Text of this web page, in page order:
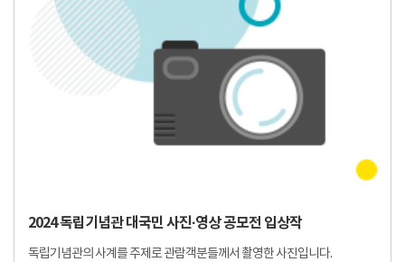
2024 독립기념관 대국민 사진·영상 공모전 입상작
독립기념관의 사계를 주제로 관람객분들께서 촬영한 사진입니다.